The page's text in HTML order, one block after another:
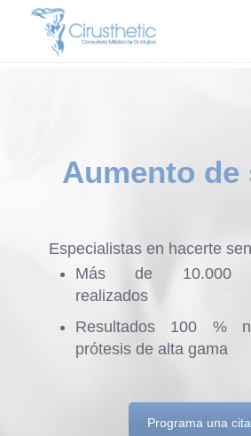
Aumento de
Especialistas en hacerte
Más de 10.000
realizados
Resultados 100 %
prótesis de alta gama
Programa una cita